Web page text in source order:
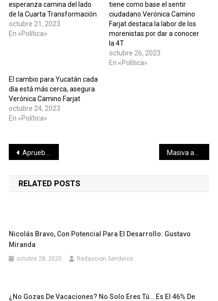
esperanza camina del lado
de la Cuarta Transformación
octubre 21, 2023
En «Política»
tiene como base el sentir
ciudadano.Verónica Camino
Farjat destaca la labor de los
morenistas por dar a conocer
la 4T
octubre 26, 2023
En «Política»
El cambio para Yucatán cada
día está más cerca, asegura
Verónica Camino Farjat
octubre 24, 2023
En «Política»
Navegación
de
entradas
Aprueban en comisión la renuncia de Mario Can Marín como Auditor Superior del Estado
RELATED POSTS
Nicolás Bravo, Con Potencial Para El Desarrollo: Gustavo
Miranda
octubre 28, 2020 Redaccion Senderos
¿No Gozas De Vacaciones? No Solo Eres Tú… Es El 46% De